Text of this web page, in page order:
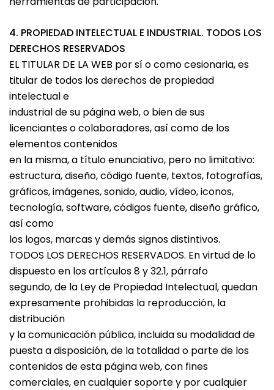
4. PROPIEDAD INTELECTUAL E INDUSTRIAL. TODOS LOS
DERECHOS RESERVADOS
EL TITULAR DE LA WEB por sí o como cesionaria, es
titular de todos los derechos de propiedad
intelectual e
industrial de su página web, o bien de sus
licenciantes o colaboradores, así como de los
elementos contenidos
en la misma, a título enunciativo, pero no limitativo:
estructura, diseño, código fuente, textos, fotografías,
gráficos, imágenes, sonido, audio, vídeo, iconos,
tecnología, software, códigos fuente, diseño gráfico,
así como
los logos, marcas y demás signos distintivos.
TODOS LOS DERECHOS RESERVADOS. En virtud de lo
dispuesto en los artículos 8 y 32.1, párrafo
segundo, de la Ley de Propiedad Intelectual, quedan
expresamente prohibidas la reproducción, la
distribución
y la comunicación pública, incluida su modalidad de
puesta a disposición, de la totalidad o parte de los
contenidos de esta página web, con fines
comerciales, en cualquier soporte y por cualquier